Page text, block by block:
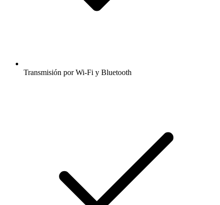
Transmisión por Wi-Fi y Bluetooth